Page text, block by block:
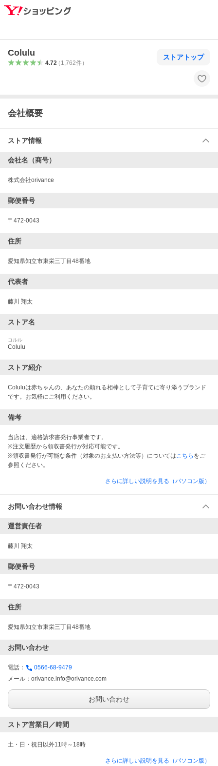
Colulu
4.72（ 1,762件）
ストアトップ
会社概要
ストア情報
会社名（商号）
株式会社orivance
郵便番号
〒 472-0043
住所
愛知県知立市東栄三丁目48番地
代表者
藤川 翔太
ストア名
コルル
Colulu
ストア紹介
Coluluは赤ちゃんの、あなたの頼れる相棒として子育てに寄り添うブランド
です。お気軽にご利用ください。
備考
当店は、適格請求書発行事業者です。
※注文履歴から領収書発行が対応可能です。
※領収書発行が可能な条件（対象のお支払い方法等）についてはこちら をご
参照ください。
さらに詳しい説明を見る（パソコン版）
お問い合わせ情報
運営責任者
藤川 翔太
郵便番号
〒472-0043
住所
愛知県知立市東栄三丁目48番地
お問い合わせ
電話：
0566-68-9479
メール： orivance.info@orivance.com
お問い合わせ
ストア営業日／時間
土・日・祝日以外11時～18時
さらに詳しい説明を見る（パソコン版）